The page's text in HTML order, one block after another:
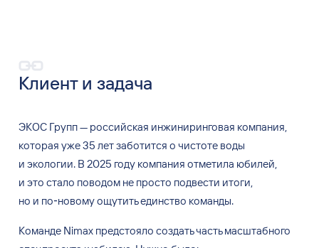
Клиент и задача
ЭКОС Групп—российская инжиниринговая компания,
которая уже 35 лет заботится о чистоте воды
и экологии. В 2025 году компания отметила юбилей,
и это стало поводом не просто подвести итоги,
но и по‑новому ощутить единство команды.
Команде Nimax предстояло создать часть масштабного